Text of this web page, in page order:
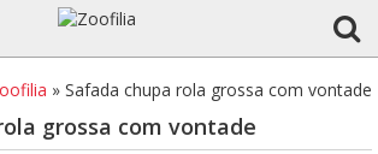
» Safada chupa rola grossa com vontade
grossa com vontade